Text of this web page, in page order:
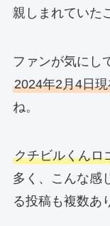
親しまれていた
ファンが気にし
2024年2月4日
ね。
クチビルくんロ
多く、こんな感
る投稿も複数あ